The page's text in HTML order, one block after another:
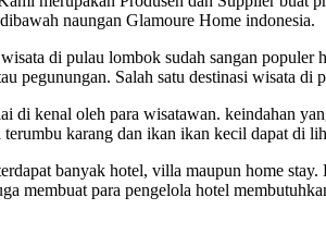
naungan Glamoure Home indonesia.
di pulau lombok sudah sangan
pegunungan. Salah satu destinasi wisata
kenal oleh para wisatawan. keindahan
karang dan ikan ikan kecil dapat di
banyak hotel, villa maupun home
membuat para pengelola hotel